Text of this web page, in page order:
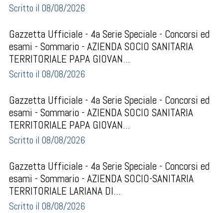
Scritto il 08/08/2026
Gazzetta Ufficiale - 4a Serie Speciale - Concorsi ed
esami - Sommario - AZIENDA SOCIO SANITARIA
TERRITORIALE PAPA GIOVAN...
Scritto il 08/08/2026
Gazzetta Ufficiale - 4a Serie Speciale - Concorsi ed
esami - Sommario - AZIENDA SOCIO SANITARIA
TERRITORIALE PAPA GIOVAN...
Scritto il 08/08/2026
Gazzetta Ufficiale - 4a Serie Speciale - Concorsi ed
esami - Sommario - AZIENDA SOCIO-SANITARIA
TERRITORIALE LARIANA DI...
Scritto il 08/08/2026